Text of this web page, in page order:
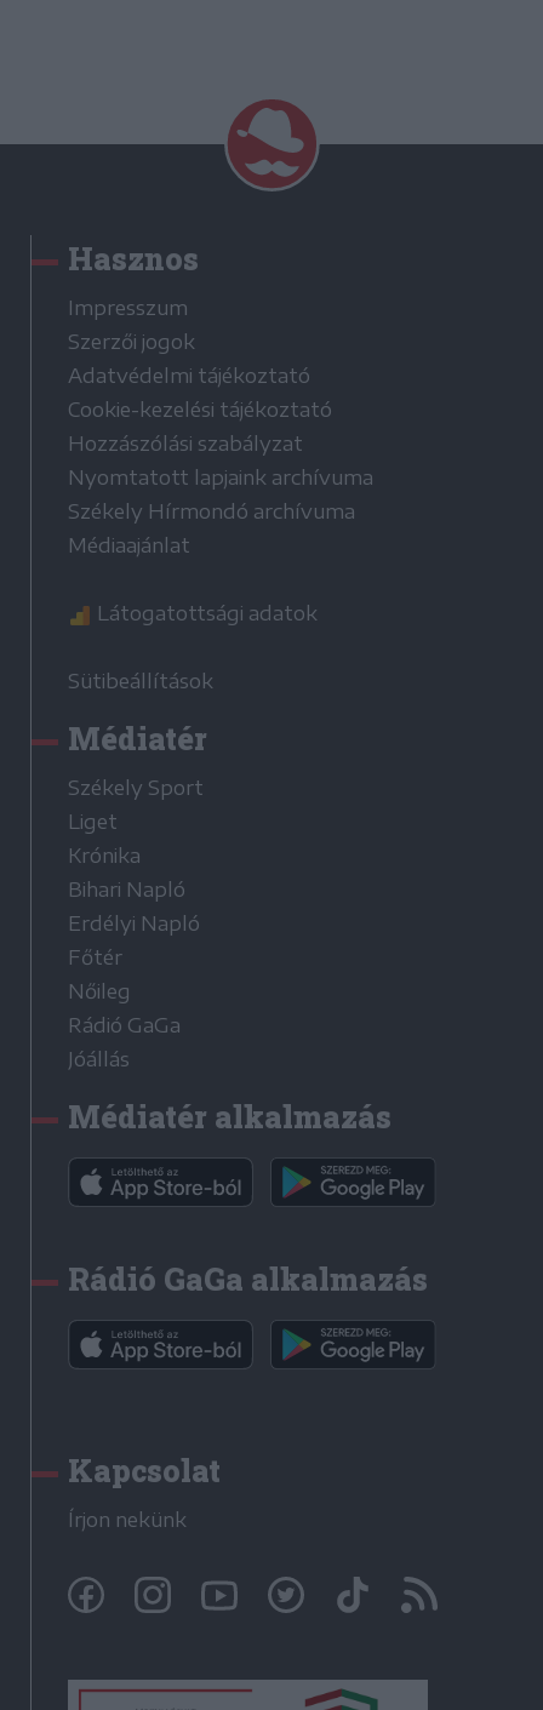
Hasznos
Impresszum
Szerzői jogok
Adatvédelmi tájékoztató
Cookie-kezelési tájékoztató
Hozzászólási szabályzat
Nyomtatott lapjaink archívuma
Székely Hírmondó archívuma
Médiaajánlat
Látogatottsági adatok
Sütibeállítások
Médiatér
Székely Sport
Liget
Krónika
Bihari Napló
Erdélyi Napló
Főtér
Nőileg
Rádió GaGa
Jóállás
Médiatér alkalmazás
Rádió GaGa alkalmazás
Kapcsolat
Írjon nekünk